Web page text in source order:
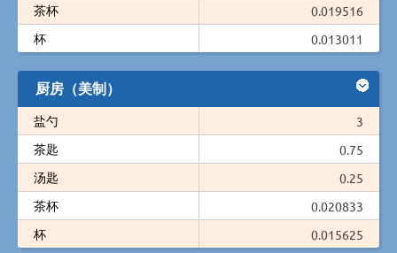
茶杯
0.019516
杯
0.013011
厨房（美制）
盐勺
3
茶匙
0.75
汤匙
0.25
茶杯
0.020833
杯
0.015625